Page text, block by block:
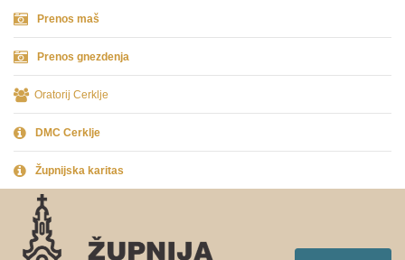
Prenos maš
Prenos gnezdenja
Oratorij Cerklje
DMC Cerklje
Župnijska karitas